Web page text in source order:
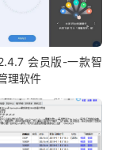
会员版-一款智
理软件